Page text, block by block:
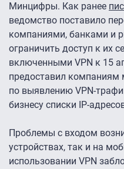
Минцифры. Как ранее
ведомство поставило
компаниями, банками и
ограничить доступ к их
включенными VPN к 15
предоставил компаниям
по выявлению VPN-
бизнесу списки IP-
Проблемы с входом
устройствах, так и на
использовании VPN